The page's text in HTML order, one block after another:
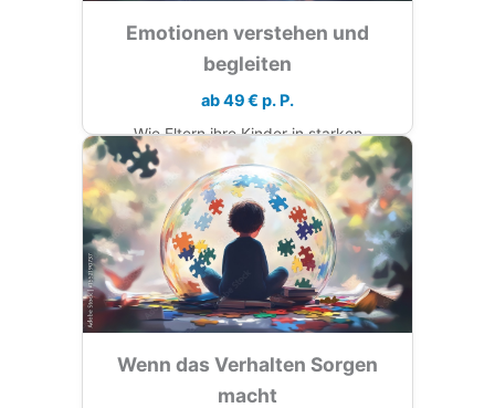
Emotionen verstehen und
begleiten
ab 49 € p. P.
Wie Eltern ihre Kinder in starken
Gefühlen wie Wut, Angst oder Traurigkeit
einfühlsam unterstützen können.
Aktuell ausgebucht
Wenn das Verhalten Sorgen
macht